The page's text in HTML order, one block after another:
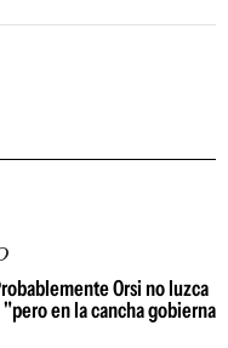
Orsi no luzca
en la cancha gobierna